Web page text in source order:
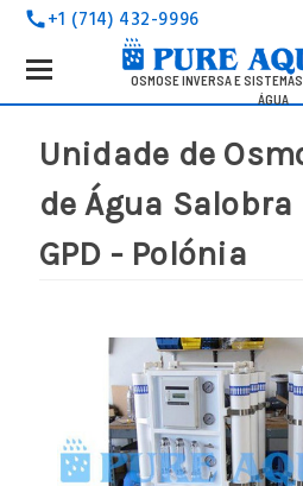
call+1 (714) 432-9996
OSMOSE INVERSA E
ÁGUA
Unidade de
de Água Salobra
GPD - Polónia